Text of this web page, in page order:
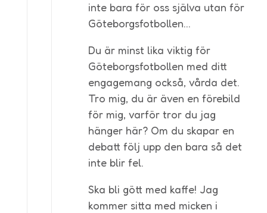
inte bara för oss själva utan för
Göteborgsfotbollen…
Du är minst lika viktig för
Göteborgsfotbollen med ditt
engagemang också, vårda det.
Tro mig, du är även en förebild
för mig, varför tror du jag
hänger här? Om du skapar en
debatt följ upp den bara så det
inte blir fel.
Ska bli gött med kaffe! Jag
kommer sitta med micken i